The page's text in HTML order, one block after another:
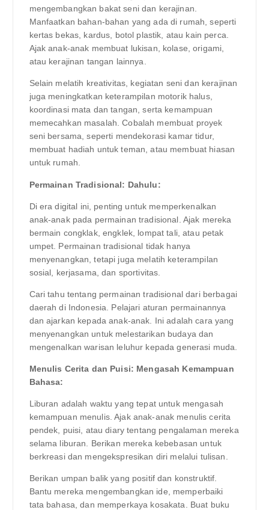
mengembangkan bakat seni dan kerajinan.
Manfaatkan bahan-bahan yang ada di rumah, seperti
kertas bekas, kardus, botol plastik, atau kain perca.
Ajak anak-anak membuat lukisan, kolase, origami,
atau kerajinan tangan lainnya.
Selain melatih kreativitas, kegiatan seni dan kerajinan
juga meningkatkan keterampilan motorik halus,
koordinasi mata dan tangan, serta kemampuan
memecahkan masalah. Cobalah membuat proyek
seni bersama, seperti mendekorasi kamar tidur,
membuat hadiah untuk teman, atau membuat hiasan
untuk rumah.
Permainan Tradisional: Dahulu:
Di era digital ini, penting untuk memperkenalkan
anak-anak pada permainan tradisional. Ajak mereka
bermain congklak, engklek, lompat tali, atau petak
umpet. Permainan tradisional tidak hanya
menyenangkan, tetapi juga melatih keterampilan
sosial, kerjasama, dan sportivitas.
Cari tahu tentang permainan tradisional dari berbagai
daerah di Indonesia. Pelajari aturan permainannya
dan ajarkan kepada anak-anak. Ini adalah cara yang
menyenangkan untuk melestarikan budaya dan
mengenalkan warisan leluhur kepada generasi muda.
Menulis Cerita dan Puisi: Mengasah Kemampuan
Bahasa:
Liburan adalah waktu yang tepat untuk mengasah
kemampuan menulis. Ajak anak-anak menulis cerita
pendek, puisi, atau diary tentang pengalaman mereka
selama liburan. Berikan mereka kebebasan untuk
berkreasi dan mengekspresikan diri melalui tulisan.
Berikan umpan balik yang positif dan konstruktif.
Bantu mereka mengembangkan ide, memperbaiki
tata bahasa, dan memperkaya kosakata. Buat buku